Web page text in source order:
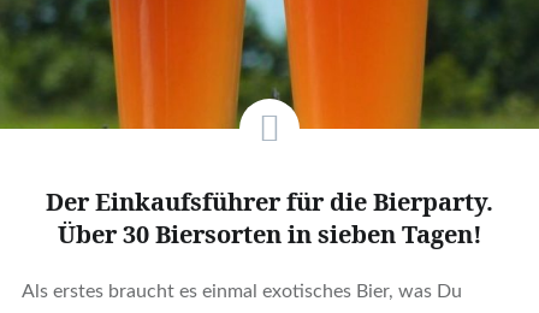
Der Einkaufsführer für die Bierparty.
Über 30 Biersorten in sieben Tagen!
Als erstes braucht es einmal exotisches Bier, was Du